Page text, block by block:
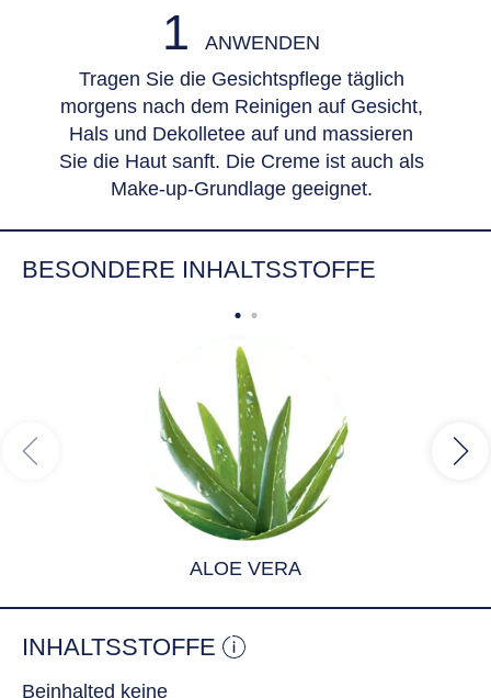
ein und verbessert den Feuchtigkeitsgehalt der
Haut. Sie beugt vorzeitiger lichtbedingter
Hautalterung vor. Für ein lang anhaltend belebtes
und gepflegtes Hautgefühl ohne künstliche
Farbstoffe, ohne Mineralöle, ohne Silikone und
ohne PEG-Emulgatoren.
Artikelnummer 87527 (87527-01000-07)
1104813
1
ANWENDEN
Tragen Sie die Gesichtspflege täglich
morgens nach dem Reinigen auf Gesicht,
Hals und Dekolletee auf und massieren
Sie die Haut sanft. Die Creme ist auch als
Make-up-Grundlage geeignet.
BESONDERE INHALTSSTOFFE
ALOE VERA
INHALTSSTOFFE
Beinhalted keine